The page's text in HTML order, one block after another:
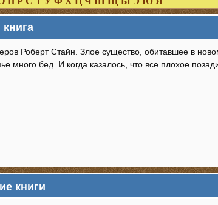
Роберт Стайн. Злое существо, обитавшее в
много бед. И когда казалось, что все плохое
книги